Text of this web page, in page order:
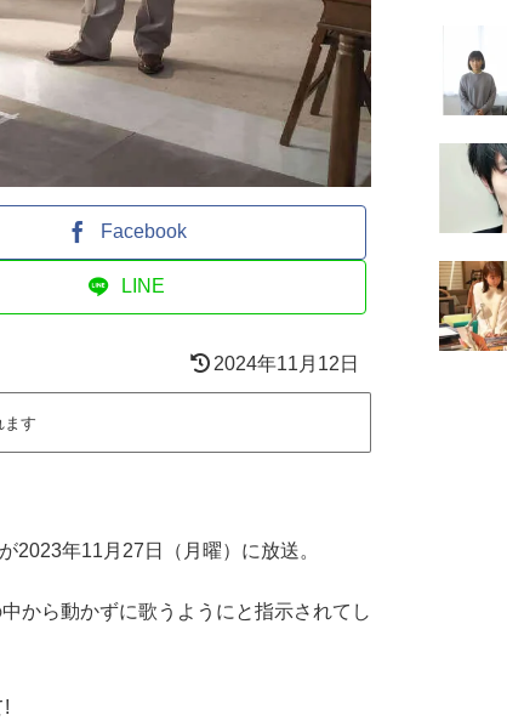
Facebook
LINE
2024年11月12日
ます
が2023年11月27日（月曜）に放送。
から動かずに歌うようにと指示されてし
!